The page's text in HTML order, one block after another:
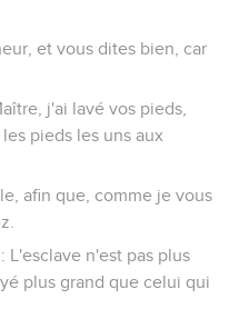
et vous dites bien, car
j'ai lavé vos pieds,
pieds les uns aux
afin que, comme je vous
L'esclave n'est pas plus
plus grand que celui qui